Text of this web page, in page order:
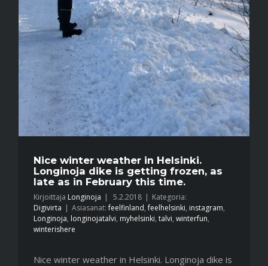
Nice winter weather in Helsinki.
Longinoja dike is getting frozen, as
late as in February this time.
Kirjoittaja Longinoja | 5.2.2018 | Kategoria:
Digivirta | Asiasanat:feelfinland,feelhelsinki, instagram,
Longinoja, longinojatalvi, myhelsinki, talvi, winterfun,
winterishere
Nice winter weather in Helsinki. Longinoja dike is